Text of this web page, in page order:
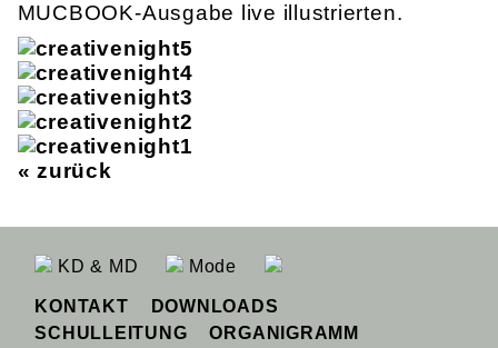
MUCBOOK-Ausgabe live illustrierten.
« zurück
KD & MD Mode
KONTAKT
DOWNLOADS
SCHULLEITUNG
ORGANIGRAMM